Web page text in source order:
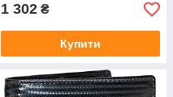
1 302 ₴
Купити